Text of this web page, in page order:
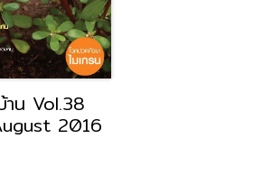
หมอชาวบ้าน Vol.37
No.442 February 2016